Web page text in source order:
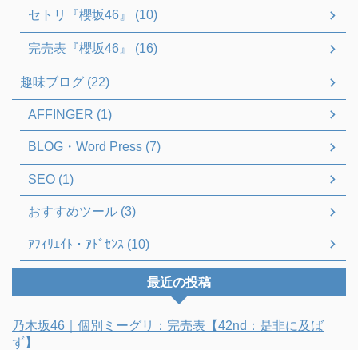
セトリ『櫻坂46』 (10)
完売表『櫻坂46』 (16)
趣味ブログ (22)
AFFINGER (1)
BLOG・Word Press (7)
SEO (1)
おすすめツール (3)
ｱﾌｨﾘｴｲﾄ・ｱﾄﾞｾﾝｽ (10)
最近の投稿
乃木坂46｜個別ミーグリ：完売表【42nd：是非に及ば
ず】